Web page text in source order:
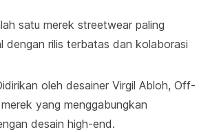
satu merek streetwear paling
dengan rilis terbatas dan kolaborasi
oleh desainer Virgil Abloh, Off-
yang menggabungkan
desain high-end.